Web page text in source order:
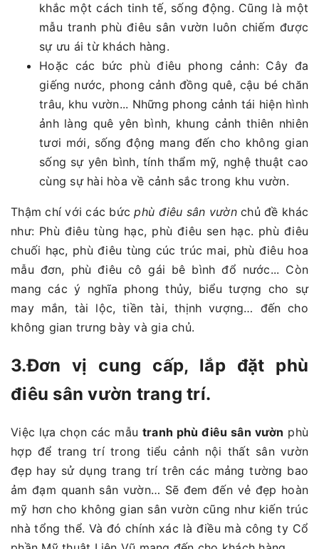
khắc một cách tinh tế, sống động. Cũng là một
mẫu tranh phù điêu sân vườn luôn chiếm được
sự ưu ái từ khách hàng.
Hoặc các bức phù điêu phong cảnh: Cây đa
giếng nước, phong cảnh đồng quê, cậu bé chăn
trâu, khu vườn... Những phong cảnh tái hiện hình
ảnh làng quê yên bình, khung cảnh thiên nhiên
tươi mới, sống động mang đến cho không gian
sống sự yên bình, tính thẩm mỹ, nghệ thuật cao
cùng sự hài hòa về cảnh sắc trong khu vườn.
Thậm chí với các bứcphù điêu sân vườnchủ đề khác
như: Phù điêu tùng hạc, phù điêu sen hạc. phù điêu
chuối hạc, phù điêu tùng cúc trúc mai, phù điêu hoa
mẫu đơn, phù điêu cô gái bê bình đổ nước... Còn
mang các ý nghĩa phong thủy, biểu tượng cho sự
may mắn, tài lộc, tiền tài, thịnh vượng… đến cho
không gian trưng bày và gia chủ.
3.Đơn vị cung cấp, lắp đặt phù
điêu sân vườn trang trí.
Việc lựa chọn các mẫu tranh phù điêu sân vườn phù
hợp để trang trí trong tiểu cảnh nội thất sân vườn
đẹp hay sử dụng trang trí trên các mảng tường bao
ảm đạm quanh sân vườn… Sẽ đem đến vẻ đẹp hoàn
mỹ hơn cho không gian sân vườn cũng như kiến trúc
nhà tổng thể. Và đó chính xác là điều mà công ty Cổ